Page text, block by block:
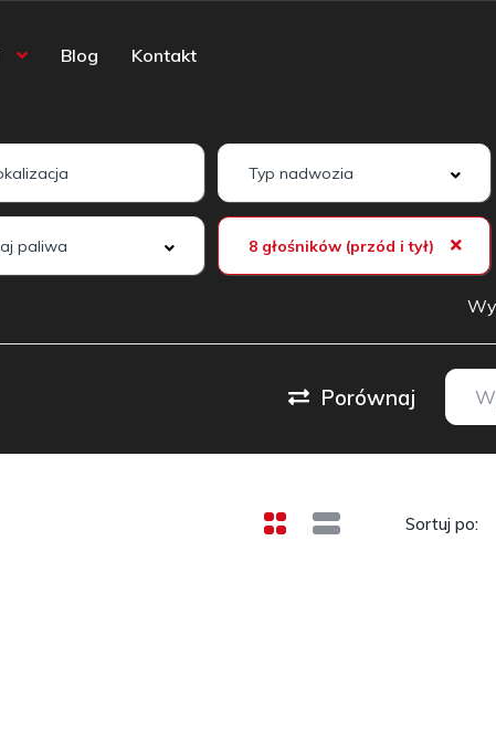
Blog Kontakt
8 głośników (przód i tył)
Porównaj
Sortuj po: